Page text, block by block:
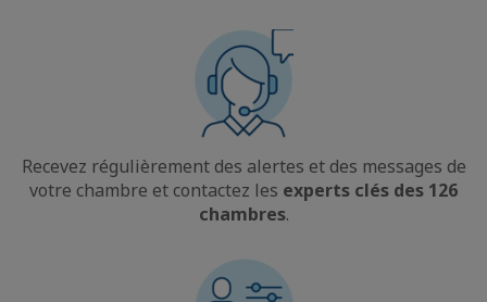
Recevez régulièrement des alertes et des messages de
votre chambre et contactez les experts clés des 126
chambres.